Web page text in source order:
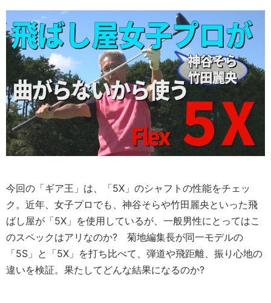
今回の「ギア王」は、「5X」のシャフトの性能をチェッ
ク。近年、女子プロでも、神谷そらや竹田麗央といった飛
ばし屋が「5X」を使用しているが、一般男性にとってはこ
のスペックはアリなのか? 菊地編集長が同一モデルの
「5S」と「5X」を打ち比べて、弾道や飛距離、振り心地の
違いを検証。果たしてどんな結果になるのか?